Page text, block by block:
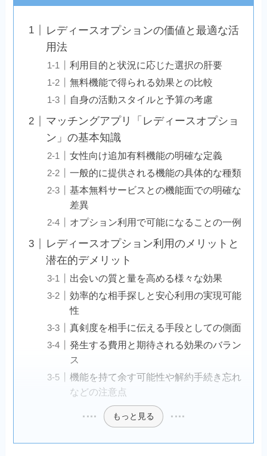
レディースオプションの価値と最適な活
用法
利用目的と状況に応じた選択の肝要
無料機能で得られる効果との比較
自身の活動スタイルと予算の考慮
マッチングアプリ「レディースオプショ
ン」の基本知識
女性向け追加有料機能の明確な定義
一般的に提供される機能の具体的な種類
基本無料サービスとの機能面での明確な
差異
オプション利用で可能になることの一例
レディースオプション利用のメリットと
潜在的デメリット
出会いの質と量を高める様々な効果
効率的な相手探しと安心利用の実現可能
性
真剣度を相手に伝える手段としての側面
発生する費用と期待される効果のバラン
ス
機能を持て余す可能性や解約手続き忘れ
などの注意点
もっと見る